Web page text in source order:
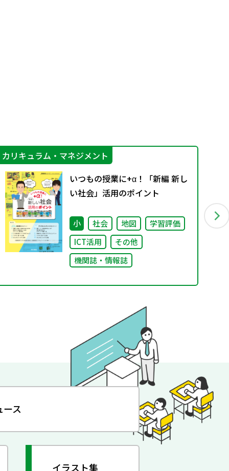
カリキュラム・マネジメント
いつもの授業に+α！「新編 新し
い社会」活用のポイント
小 社会 地図
学習評価
ICT活用
その他
機関誌・情報誌
ース
イラスト集